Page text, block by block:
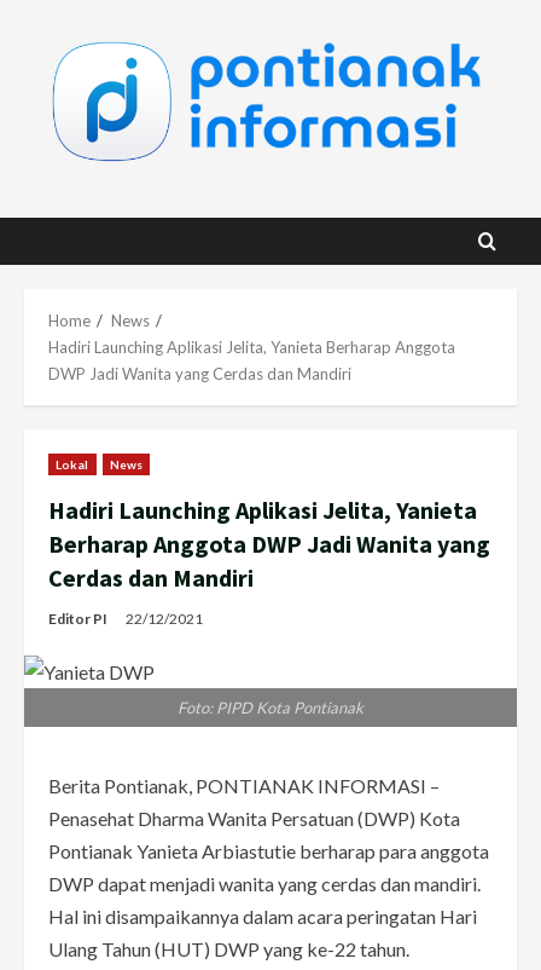
content
Home
News
Hadiri Launching Aplikasi Jelita, Yanieta Berharap Anggota
DWP Jadi Wanita yang Cerdas dan Mandiri
Lokal News
Hadiri Launching Aplikasi Jelita, Yanieta
Berharap Anggota DWP Jadi Wanita yang
Cerdas dan Mandiri
Editor PI 22/12/2021
Foto: PIPD Kota Pontianak
Berita Pontianak, PONTIANAK INFORMASI –
Penasehat Dharma Wanita Persatuan (DWP) Kota
Pontianak Yanieta Arbiastutie berharap para anggota
DWP dapat menjadi wanita yang cerdas dan mandiri.
Hal ini disampaikannya dalam acara peringatan Hari
Ulang Tahun (HUT) DWP yang ke-22 tahun.